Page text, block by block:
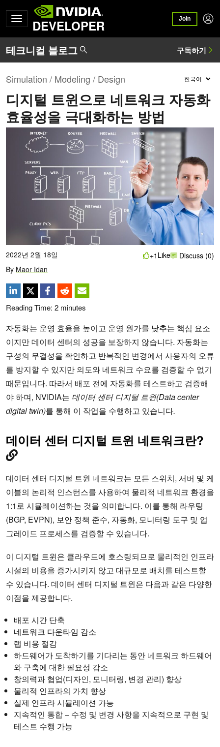
DEVELOPER Join
Simulation / Modeling / Design
디지털 트윈으로 네트워크 자동화
효율성을 극대화하는 방법
2022년 2월 18일
By Maor Idan
+1 Like Discuss (0)
Reading Time: 2 minutes
자동화는 운영 효율을 높이고 운영 원가를 낮추는 핵심 요소
이지만 데이터 센터의 성공을 보장하지 않습니다. 자동화는
구성의 무결성을 확인하고 반복적인 변경에서 사용자의 오류
를 방지할 수 있지만 의도와 네트워크 수요를 검증할 수 없기
때문입니다. 따라서 배포 전에 자동화를 테스트하고 검증해
야 하며, NVIDIA는 데이터 센터 디지털 트윈(Data center
digital twin)를 통해 이 작업을 수행하고 있습니다.
데이터 센터 디지털 트윈 네트워크란?
데이터 센터 디지털 트윈 네트워크는 모든 스위치, 서버 및 케
이블의 논리적 인스턴스를 사용하여 물리적 네트워크 환경을
1:1로 시뮬레이션하는 것을 의미합니다. 이를 통해 라우팅
(BGP, EVPN), 보안 정책 준수, 자동화, 모니터링 도구 및 업
그레이드 프로세스를 검증할 수 있습니다.
이 디지털 트윈은 클라우드에 호스팅되므로 물리적인 인프라
시설의 비용을 증가시키지 않고 대규모로 배치를 테스트할
수 있습니다. 데이터 센터 디지털 트윈은 다음과 같은 다양한
이점을 제공합니다.
배포 시간 단축
네트워크 다운타임 감소
랩 비용 절감
하드웨어가 도착하기를 기다리는 동안 네트워크 하드웨어
와 구축에 대한 필요성 감소
창의력과 협업(디자인, 모니터링, 변경 관리) 향상
물리적 인프라의 가치 향상
실제 인프라 시뮬레이션 가능
지속적인 통합 – 수정 및 변경 사항을 지속적으로 구현 및
테스트 수행 가능